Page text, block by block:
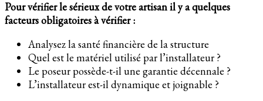
Pour vérifier le sérieux de votre artisan il y a quelques
facteurs obligatoires à vérifier :
Analysez la santé financière de la structure
Quel est le matériel utilisé par l’installateur ?
Le poseur possède-t-il une garantie décennale ?
L’installateur est-il dynamique et joignable ?